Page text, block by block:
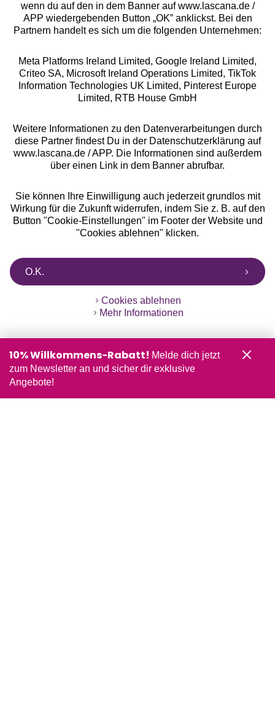
Rechtliches
Alle Preise inkl. MwSt., zzgl.
Versandkosten
** Bonität vorausgesetzt, berechtigt zur Bonitätsprüfung
wenn du auf den in dem Banner auf www.lascana.de /
APP wiedergebenden Button „OK” anklickst. Bei den
Partnern handelt es sich um die folgenden Unternehmen:
Meta Platforms Ireland Limited, Google Ireland Limited,
Criteo SA, Microsoft Ireland Operations Limited, TikTok
Information Technologies UK Limited, Pinterest Europe
Limited, RTB House GmbH
Weitere Informationen zu den Datenverarbeitungen durch
diese Partner findest Du in der Datenschutzerklärung auf
www.lascana.de / APP. Die Informationen sind außerdem
über einen Link in dem Banner abrufbar.
Sie können Ihre Einwilligung auch jederzeit grundlos mit
Wirkung für die Zukunft widerrufen, indem Sie z. B. auf den
Button "Cookie-Einstellungen" im Footer der Website und
"Cookies ablehnen" klicken.
O.K.
Cookies ablehnen
Mehr Informationen
10% Willkommens-Rabatt! Melde dich jetzt
zum Newsletter an und sicher dir exklusive
Angebote!